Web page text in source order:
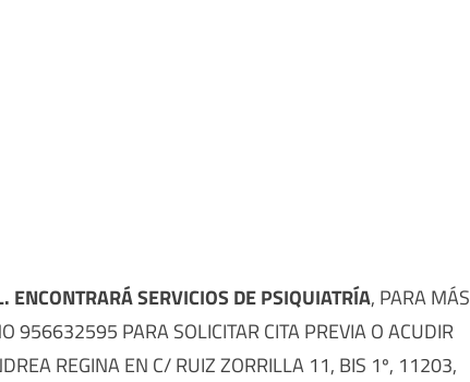
ENCONTRARÁ SERVICIOS DE PSIQUIATRÍA, PARA MÁS
956632595 PARA SOLICITAR CITA PREVIA O ACUDIR
REGINA EN C/ RUIZ ZORRILLA 11, BIS 1º, 11203,